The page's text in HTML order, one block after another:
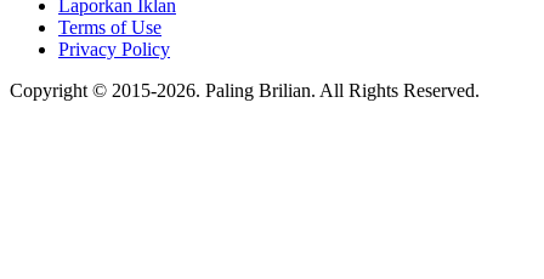
Laporkan Iklan
Terms of Use
Privacy Policy
Copyright © 2015-2026. Paling Brilian. All Rights Reserved.